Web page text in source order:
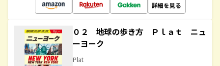
詳細を見る
０２ 地球の歩き方 Ｐｌａｔ ニュ
ーヨーク
Plat